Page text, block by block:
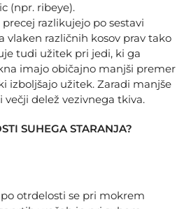
(npr. ribeye).
razlikujejo po sestavi
vlaken različnih kosov prav tako
tudi užitek pri jedi, ki ga
imajo običajno manjši premer
izboljšajo užitek. Zaradi manjše
delež vezivnega tkiva.
SUHEGA STARANJA?
otrdelosti se pri mokrem